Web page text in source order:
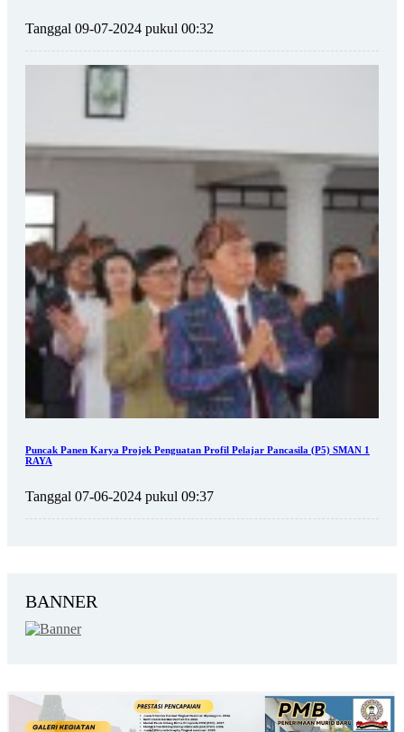
Tanggal 09-07-2024 pukul 00:32
Puncak Panen Karya Projek Penguatan Profil Pelajar Pancasila (P5) SMAN 1
RAYA
Tanggal 07-06-2024 pukul 09:37
BANNER